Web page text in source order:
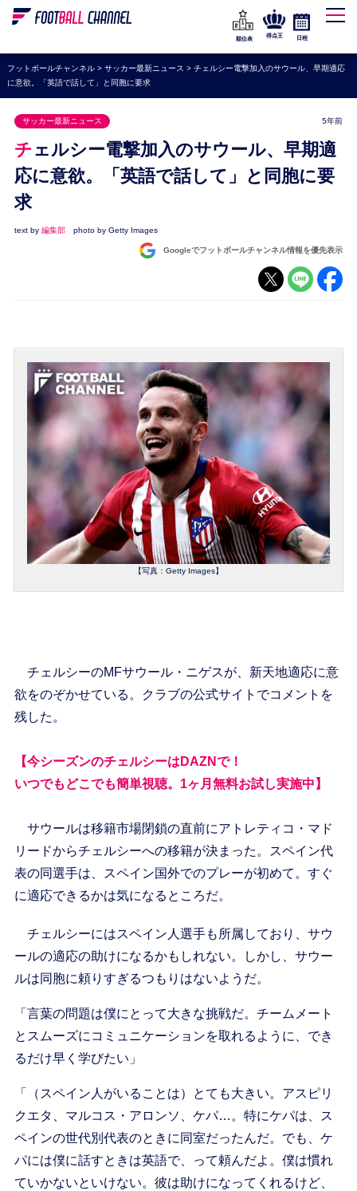
WEリーグ
海外サッカー
プレミアリーグ
ラ・リーガ
セリエA
ブンデスリーガ
ナショナルチーム
順位表
得点王 日程
フットボールチャンネル> サッカー最新ニュース > チェルシー電撃加入のサウール、早期適応
に意欲。「英語で話して」と同胞に要求
サッカー最新ニュース 5年前
チェルシー電撃加入のサウール、早期適
応に意欲。「英語で話して」と同胞に要
求
text by 編集部 photo by Getty Images
Googleでフットボールチャンネル情報を優先表示
【写真：Getty Images】
チェルシーのMFサウール・ニゲスが、新天地適応に意
欲をのぞかせている。クラブの公式サイトでコメントを
残した。
【今シーズンのチェルシーはDAZNで！
いつでもどこでも簡単視聴。1ヶ月無料お試し実施中】
サウールは移籍市場閉鎖の直前にアトレティコ・マド
リードからチェルシーへの移籍が決まった。スペイン代
表の同選手は、スペイン国外でのプレーが初めて。すぐ
に適応できるかは気になるところだ。
チェルシーにはスペイン人選手も所属しており、サウ
ールの適応の助けになるかもしれない。しかし、サウー
ルは同胞に頼りすぎるつもりはないようだ。
「言葉の問題は僕にとって大きな挑戦だ。チームメート
とスムーズにコミュニケーションを取れるように、でき
るだけ早く学びたい」
「（スペイン人がいることは）とても大きい。アスピリ
クエタ、マルコス・アロンソ、ケパ…。特にケパは、ス
ペインの世代別代表のときに同室だったんだ。でも、ケ
パには僕に話すときは英語で、って頼んだよ。僕は慣れ
ていかないといけない。彼は助けになってくれるけど、